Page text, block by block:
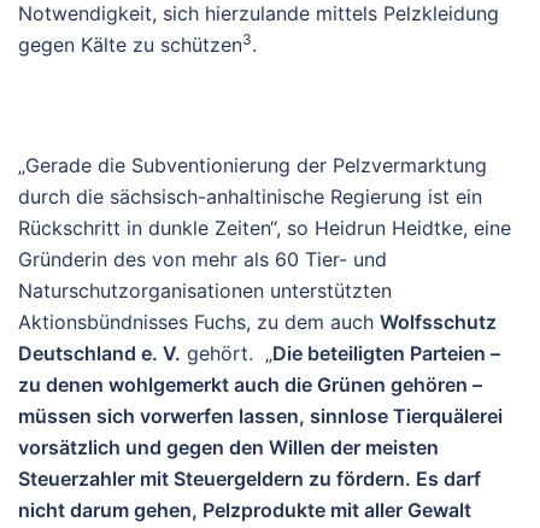
Notwendigkeit, sich hierzulande mittels Pelzkleidung
gegen Kälte zu schützen3.
„Gerade die Subventionierung der Pelzvermarktung
durch die sächsisch-anhaltinische Regierung ist ein
Rückschritt in dunkle Zeiten“, so Heidrun Heidtke, eine
Gründerin des von mehr als 60 Tier- und
Naturschutzorganisationen unterstützten
Aktionsbündnisses Fuchs, zu dem auch Wolfsschutz
Deutschland e. V. gehört. „Die beteiligten Parteien –
zu denen wohlgemerkt auch die Grünen gehören –
müssen sich vorwerfen lassen, sinnlose Tierquälerei
vorsätzlich und gegen den Willen der meisten
Steuerzahler mit Steuergeldern zu fördern. Es darf
nicht darum gehen, Pelzprodukte mit aller Gewalt